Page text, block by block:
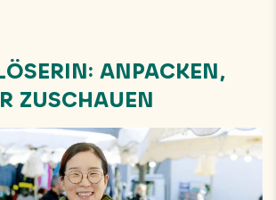
ANPACKEN,
ZUSCHAUEN